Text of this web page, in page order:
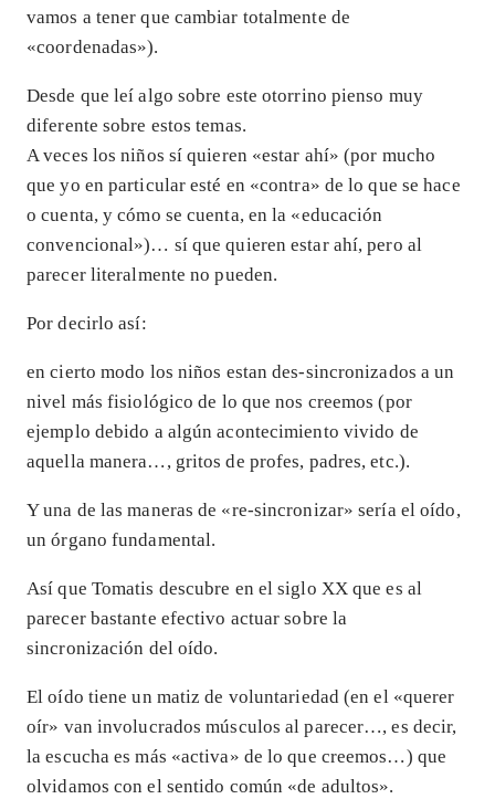
vamos a tener que cambiar totalmente de
«coordenadas»).
Desde que leí algo sobre este otorrino pienso muy
diferente sobre estos temas.
A veces los niños sí quieren «estar ahí» (por mucho
que yo en particular esté en «contra» de lo que se hace
o cuenta, y cómo se cuenta, en la «educación
convencional»)… sí que quieren estar ahí, pero al
parecer literalmente no pueden.
Por decirlo así:
en cierto modo los niños estan des-sincronizados a un
nivel más fisiológico de lo que nos creemos (por
ejemplo debido a algún acontecimiento vivido de
aquella manera…, gritos de profes, padres, etc.).
Y una de las maneras de «re-sincronizar» sería el oído,
un órgano fundamental.
Así que Tomatis descubre en el siglo XX que es al
parecer bastante efectivo actuar sobre la
sincronización del oído.
El oído tiene un matiz de voluntariedad (en el «querer
oír» van involucrados músculos al parecer…, es decir,
la escucha es más «activa» de lo que creemos…) que
olvidamos con el sentido común «de adultos».